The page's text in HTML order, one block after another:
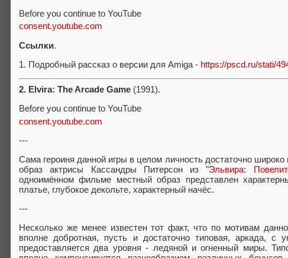
Before you continue to YouTube
consent.youtube.com
Ссылки.
1. Подробный рассказ о версии для Amiga - https://pscd.ru/stati/
2. Elvira: The Arcade Game (1991).
Before you continue to YouTube
consent.youtube.com
---
Сама героиня данной игры в целом личность достаточно
образ актрисы Кассандры Питерсон из "Эльвира:
одноимённом фильме местный образ представлен
платье, глубокое декольте, характерный начёс.
---
Несколько же менее известен тот факт, что по мотивам
вполне добротная, пусть и достаточно типовая, аркада,
предоставляется два уровня - ледяной и огненный миры.